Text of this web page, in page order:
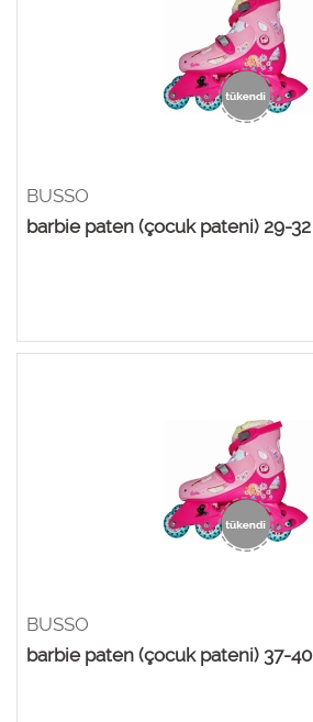
BUSSO
barbie paten (çocuk pateni) 29-32
BUSSO
barbie paten (çocuk pateni) 37-40